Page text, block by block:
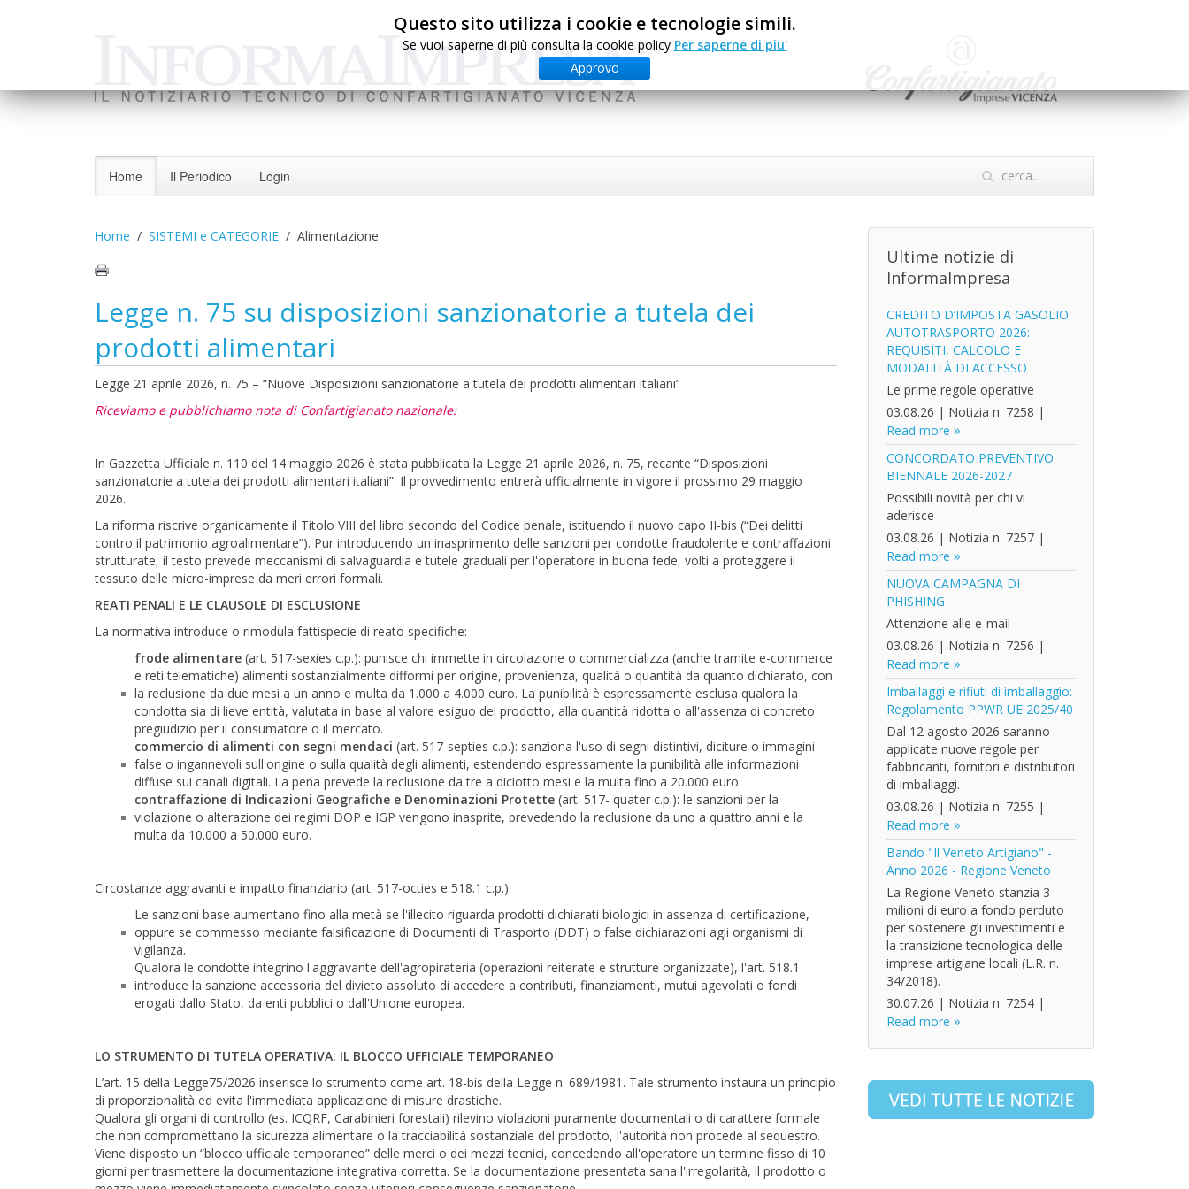
Questo sito utilizza i cookie e tecnologie simili.
Se vuoi saperne di più consulta la cookie policy Per saperne di piu'
Approvo
Home Il Periodico Login
Home SISTEMI e CATEGORIE Alimentazione
Legge n. 75 su disposizioni sanzionatorie a tutela dei
prodotti alimentari
Legge 21 aprile 2026, n. 75 – “Nuove Disposizioni sanzionatorie a tutela dei prodotti alimentari italiani”
Riceviamo e pubblichiamo nota di Confartigianato nazionale:
In Gazzetta Ufficiale n. 110 del 14 maggio 2026 è stata pubblicata la Legge 21 aprile 2026, n. 75, recante “Disposizioni
sanzionatorie a tutela dei prodotti alimentari italiani”. Il provvedimento entrerà ufficialmente in vigore il prossimo 29 maggio
2026.
La riforma riscrive organicamente il Titolo VIII del libro secondo del Codice penale, istituendo il nuovo capo II-bis (“Dei delitti
contro il patrimonio agroalimentare”). Pur introducendo un inasprimento delle sanzioni per condotte fraudolente e contraffazioni
strutturate, il testo prevede meccanismi di salvaguardia e tutele graduali per l'operatore in buona fede, volti a proteggere il
tessuto delle micro-imprese da meri errori formali.
REATI PENALI E LE CLAUSOLE DI ESCLUSIONE
La normativa introduce o rimodula fattispecie di reato specifiche:
frode alimentare (art. 517-sexies c.p.): punisce chi immette in circolazione o commercializza (anche tramite e-commerce
e reti telematiche) alimenti sostanzialmente difformi per origine, provenienza, qualità o quantità da quanto dichiarato, con
la reclusione da due mesi a un anno e multa da 1.000 a 4.000 euro. La punibilità è espressamente esclusa qualora la
condotta sia di lieve entità, valutata in base al valore esiguo del prodotto, alla quantità ridotta o all'assenza di concreto
pregiudizio per il consumatore o il mercato.
commercio di alimenti con segni mendaci (art. 517-septies c.p.): sanziona l'uso di segni distintivi, diciture o immagini
false o ingannevoli sull'origine o sulla qualità degli alimenti, estendendo espressamente la punibilità alle informazioni
diffuse sui canali digitali. La pena prevede la reclusione da tre a diciotto mesi e la multa fino a 20.000 euro.
contraffazione di Indicazioni Geografiche e Denominazioni Protette (art. 517- quater c.p.): le sanzioni per la
violazione o alterazione dei regimi DOP e IGP vengono inasprite, prevedendo la reclusione da uno a quattro anni e la
multa da 10.000 a 50.000 euro.
Circostanze aggravanti e impatto finanziario (art. 517-octies e 518.1 c.p.):
Le sanzioni base aumentano fino alla metà se l'illecito riguarda prodotti dichiarati biologici in assenza di certificazione,
oppure se commesso mediante falsificazione di Documenti di Trasporto (DDT) o false dichiarazioni agli organismi di
vigilanza.
Qualora le condotte integrino l'aggravante dell'agropirateria (operazioni reiterate e strutture organizzate), l'art. 518.1
introduce la sanzione accessoria del divieto assoluto di accedere a contributi, finanziamenti, mutui agevolati o fondi
erogati dallo Stato, da enti pubblici o dall'Unione europea.
LO STRUMENTO DI TUTELA OPERATIVA: IL BLOCCO UFFICIALE TEMPORANEO
L’art. 15 della Legge75/2026 inserisce lo strumento come art. 18-bis della Legge n. 689/1981. Tale strumento instaura un principio
di proporzionalità ed evita l'immediata applicazione di misure drastiche.
Qualora gli organi di controllo (es. ICQRF, Carabinieri forestali) rilevino violazioni puramente documentali o di carattere formale
che non compromettano la sicurezza alimentare o la tracciabilità sostanziale del prodotto, l'autorità non procede al sequestro.
Viene disposto un “blocco ufficiale temporaneo” delle merci o dei mezzi tecnici, concedendo all'operatore un termine fisso di 10
giorni per trasmettere la documentazione integrativa corretta. Se la documentazione presentata sana l'irregolarità, il prodotto o
Ultime notizie di
InformaImpresa
CREDITO D’IMPOSTA GASOLIO
AUTOTRASPORTO 2026:
REQUISITI, CALCOLO E
MODALITÀ DI ACCESSO
Le prime regole operative
03.08.26 | Notizia n. 7258 |
Read more
CONCORDATO PREVENTIVO
BIENNALE 2026-2027
Possibili novità per chi vi
aderisce
03.08.26 | Notizia n. 7257|
Read more
NUOVA CAMPAGNA DI
PHISHING
Attenzione alle e-mail
03.08.26 | Notizia n. 7256 |
Read more
Imballaggi e rifiuti di imballaggio:
Regolamento PPWR UE 2025/40
Dal 12 agosto 2026 saranno
applicate nuove regole per
fabbricanti, fornitori e distributori
di imballaggi.
03.08.26 | Notizia n. 7255 |
Read more
Bando "Il Veneto Artigiano" -
Anno 2026 - Regione Veneto
La Regione Veneto stanzia 3
milioni di euro a fondo perduto
per sostenere gli investimenti e
la transizione tecnologica delle
imprese artigiane locali (L.R. n.
34/2018).
30.07.26 | Notizia n. 7254|
Read more